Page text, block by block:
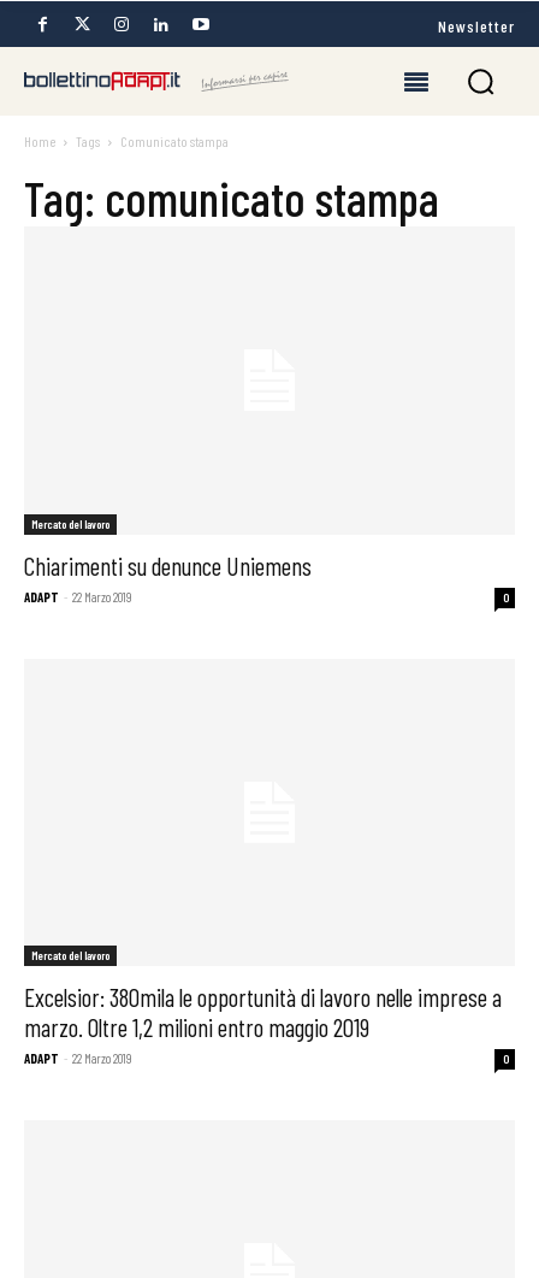
Newsletter
Home Tags Comunicato stampa
Tag: comunicato stampa
Mercato del lavoro
Chiarimenti su denunce Uniemens
ADAPT - 22 Marzo 2019 0
Mercato del lavoro
Excelsior: 380mila le opportunità di lavoro nelle imprese a
marzo. Oltre 1,2 milioni entro maggio 2019
ADAPT - 22 Marzo 2019 0